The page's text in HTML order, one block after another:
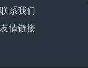
联系我们
友情链接